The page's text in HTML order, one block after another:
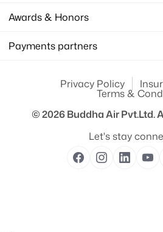
Awards & Honors
Payments partners
Privacy Policy
Terms &
© 2026Buddha Air Pvt.Ltd.
Let's stay